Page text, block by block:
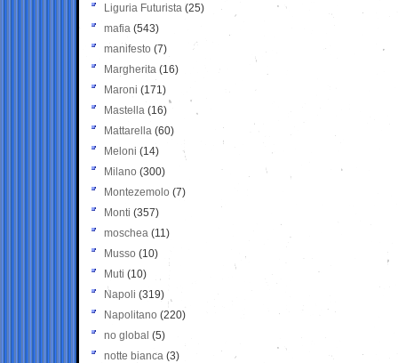
Liguria Futurista (25)
mafia (543)
manifesto (7)
Margherita (16)
Maroni (171)
Mastella (16)
Mattarella (60)
Meloni (14)
Milano (300)
Montezemolo (7)
Monti (357)
moschea (11)
Musso (10)
Muti (10)
Napoli (319)
Napolitano (220)
no global (5)
notte bianca (3)